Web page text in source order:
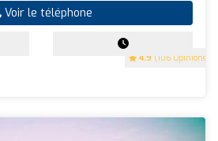
4.9 (106 Opinions)
Voir le téléphone